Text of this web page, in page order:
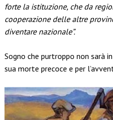
forte la istituzione, che da
cooperazione delle altre
diventare nazionale”.
Sogno che purtroppo non sarà
sua morte precoce e per